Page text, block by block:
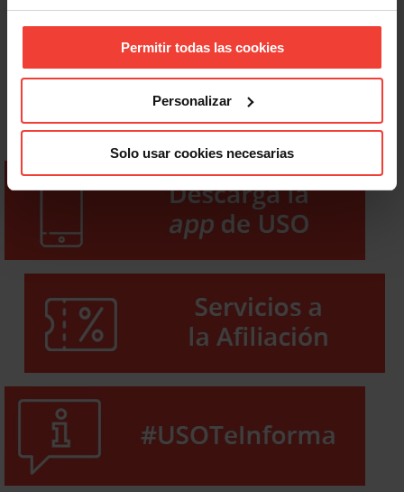
Permitir todas las cookies
Personalizar
Solo usar cookies necesarias